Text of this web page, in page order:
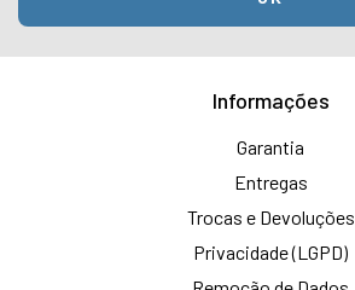
Informações
Garantia
Entregas
Trocas e Devoluções
Privacidade (LGPD)